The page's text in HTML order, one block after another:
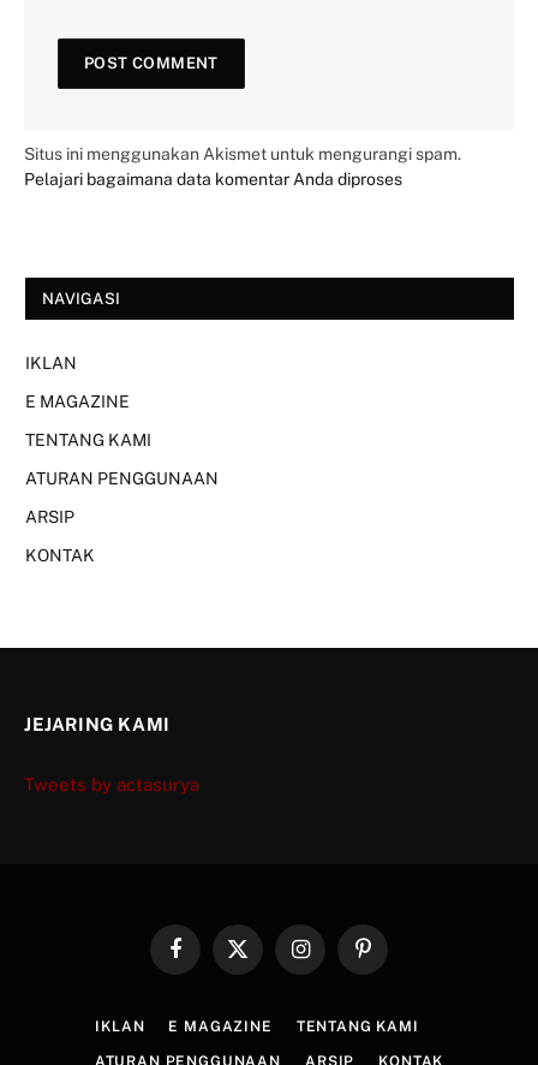
Situs ini menggunakan Akismet untuk mengurangi spam.
Pelajari bagaimana data komentar Anda diproses
NAVIGASI
IKLAN
E MAGAZINE
TENTANG KAMI
ATURAN PENGGUNAAN
ARSIP
KONTAK
JEJARING KAMI
Tweets by actasurya
FacebookX
InstagramPinterest
IKLAN E MAGAZINE TENTANG KAMI
ATURAN PENGGUNAAN ARSIP KONTAK